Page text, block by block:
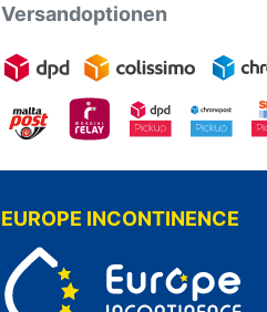
Versandoptionen
EUROPE INCONTINENCE